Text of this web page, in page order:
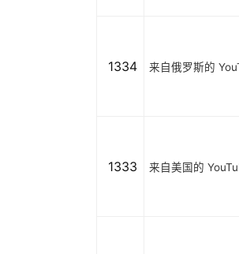
1334 来自俄罗斯的
1333 来自美国的